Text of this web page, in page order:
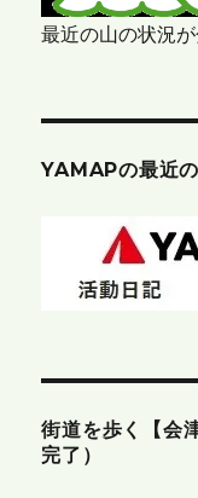
最近の山の状況
YAMAPの最近
街道を歩く【会
完了）